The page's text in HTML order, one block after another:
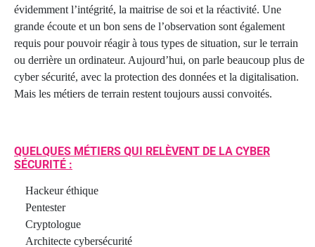
évidemment l’intégrité, la maitrise de soi et la réactivité. Une
grande écoute et un bon sens de l’observation sont également
requis pour pouvoir réagir à tous types de situation, sur le terrain
ou derrière un ordinateur. Aujourd’hui, on parle beaucoup plus de
cyber sécurité, avec la protection des données et la digitalisation.
Mais les métiers de terrain restent toujours aussi convoités.
QUELQUES MÉTIERS QUI RELÈVENT DE LA CYBER
SÉCURITÉ :
Hackeur éthique
Pentester
Cryptologue
Architecte cybersécurité